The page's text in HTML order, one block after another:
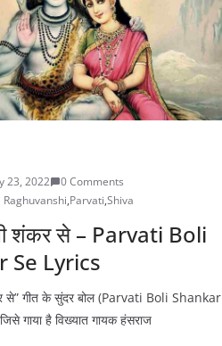
23, 2022
0 Comments
,Parvati,Shiva
शंकर से – Parvati Boli
Se Lyrics
से” गीत के सुंदर बोल (Parvati Boli Shankar
गाया है विख्यात गायक हंसराज